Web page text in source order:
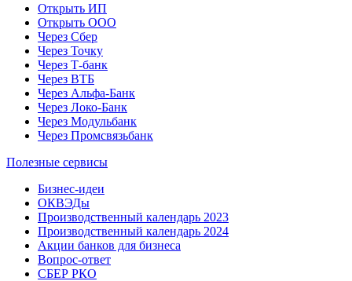
Открыть ИП
Открыть ООО
Через Сбер
Через Точку
Через Т-банк
Через ВТБ
Через Альфа-Банк
Через Локо-Банк
Через Модульбанк
Через Промсвязьбанк
Полезные сервисы
Бизнес-идеи
ОКВЭДы
Производственный календарь 2023
Производственный календарь 2024
Акции банков для бизнеса
Вопрос-ответ
СБЕР РКО